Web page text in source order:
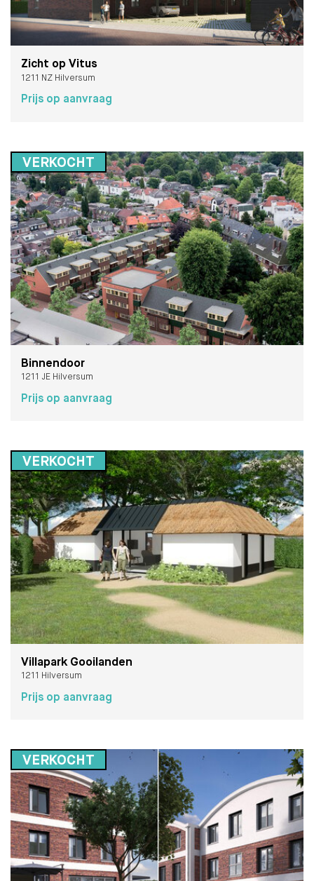
Zicht op Vitus
1211 NZ Hilversum
Prijs op aanvraag
VERKOCHT
Binnendoor
1211 JE Hilversum
Prijs op aanvraag
VERKOCHT
Villapark Gooilanden
1211 Hilversum
Prijs op aanvraag
VERKOCHT